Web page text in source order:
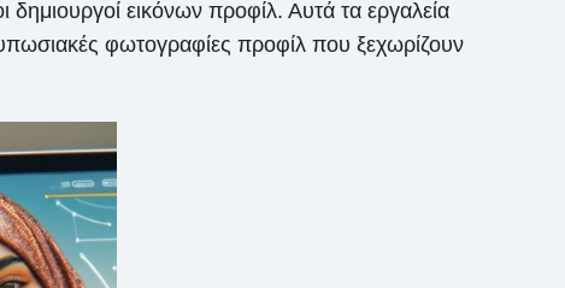
εικόνων προφίλ. Αυτά τα εργαλεία
φωτογραφίες προφίλ που ξεχωρίζουν